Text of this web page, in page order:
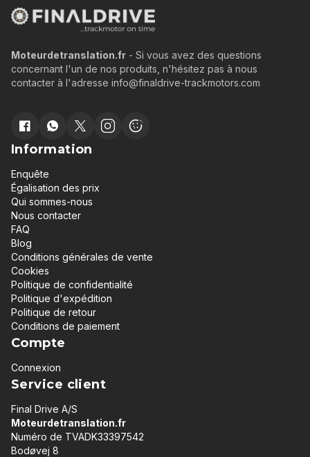
Moteurdetranslation.fr - Si vous avez des questions
concernant l'un de nos produits, n'hésitez pas à nous
contacter à l'adresse info@finaldrive-trackmotors.com
Information
Enquête
Égalisation des prix
Qui sommes-nous
Nous contacter
FAQ
Blog
Conditions générales de vente
Cookies
Politique de confidentialité
Politique d'expédition
Politique de retour
Conditions de paiement
Compte
Connexion
Service client
Final Drive A/S
Moteurdetranslation.fr
Numéro de TVADK33397542
Bodøvej 8